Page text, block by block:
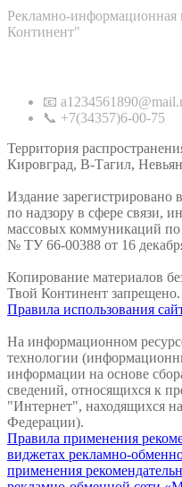
Рекламно-информационная
Континент"
📧
📞 +7(34357)6-00-75
Территория
Кировград, В-Тагил,
Издание зарегистрировано
по надзору в сфере связи,
массовых коммуникаций
№ ТУ 66-00388 от 16
Копирование материалов
Твой Континент запрещено.
Правила использования
На информационном
технологии
информации на основе
сведений, относящихся к
"Интернет", находящихся
Федерации).
Правила применения
виджетах рекламно-
применения